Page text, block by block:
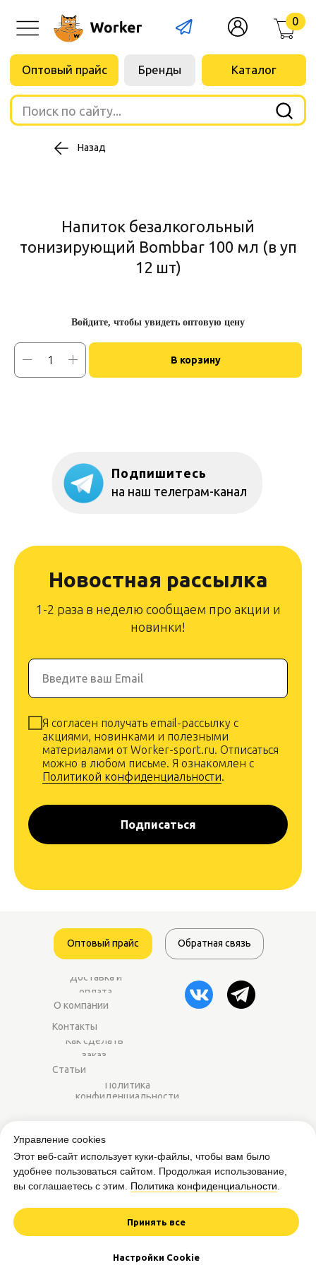
Поиск по сайту...
Назад
Напиток безалкогольный
тонизирующий Bombbar 100 мл (в уп
12 шт)
Войдите, чтобы увидеть оптовую цену
В корзину
Подпишитесь
на наш телеграм-канал
Управление cookies
Этот веб-сайт использует куки-файлы, чтобы вам было
удобнее пользоваться сайтом. Продолжая использование,
вы соглашаетесь с этим. Политика конфиденциальности.
Принять все
Настройки Cookie
Новостная рассылка
1-2 раза в неделю сообщаем про акции и
новинки!
Введите ваш Email
Я согласен получать email-рассылку с
акциями, новинками и полезными
материалами от Worker-sport.ru. Отписаться
можно в любом письме. Я ознакомлен с
Политикой конфиденциальности.
Подписаться
Контакты
О компании
Доставка и
оплата
Оптовый прайс Обратная связь
2014–2025 ©
центров.
Статьи
Как сделать
заказ
Вся представленная на сайте информация
является публичной офертой.
Политика
конфиденциальности